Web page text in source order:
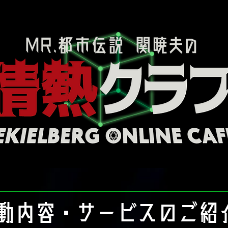
内容・サービスのご紹